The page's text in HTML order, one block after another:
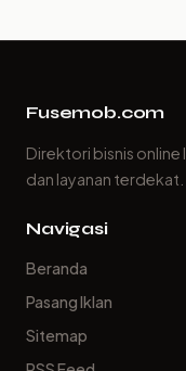
Fusemob.com
Direktori bisnis online
dan layanan terdekat.
Navigasi
Beranda
Pasang Iklan
Sitemap